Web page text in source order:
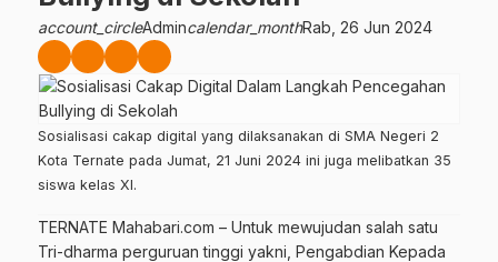
account_circleAdmincalendar_monthRab, 26 Jun 2024
Sosialisasi cakap digital yang dilaksanakan di SMA Negeri 2
Kota Ternate pada Jumat, 21 Juni 2024 ini juga melibatkan 35
siswa kelas XI.
TERNATE Mahabari.com – Untuk mewujudan salah satu
Tri-dharma perguruan tinggi yakni, Pengabdian Kepada